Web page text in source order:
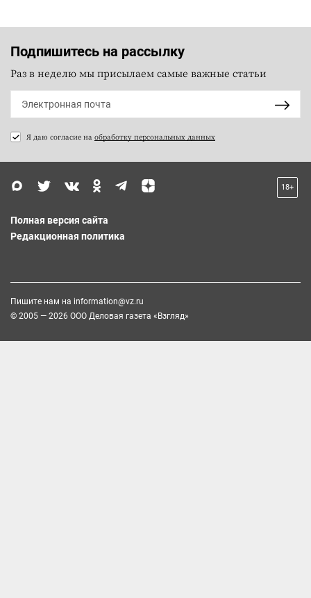
Подпишитесь на рассылку
Раз в неделю мы присылаем самые важные статьи
Я даю согласие на обработку персональных данных
18+
Полная версия сайта
Редакционная политика
Пишите нам на information@vz.ru
© 2005 — 2026 ООО Деловая газета «Взгляд»